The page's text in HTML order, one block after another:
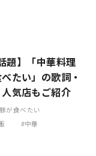
題】「中華料理
たい」の歌詞・
気店もご紹介
が食べたい
中華